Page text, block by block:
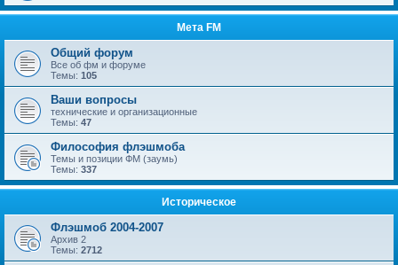
Мета FM
Общий форум
Все об фм и форуме
Темы: 105
Ваши вопросы
технические и организационные
Темы: 47
Философия флэшмоба
Темы и позиции ФМ (заумь)
Темы: 337
Историческое
Флэшмоб 2004-2007
Архив 2
Темы: 2712